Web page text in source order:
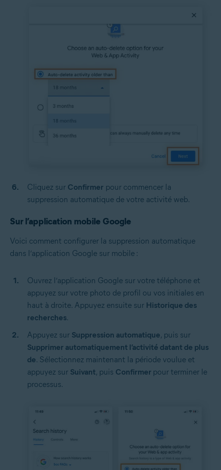
Cliquez sur Confirmer pour commencer la
suppression automatique de votre activité web.
Sur l’application mobile Google
Voici comment configurer la suppression automatique
dans l’application Google sur mobile :
Ouvrez l’application Google sur votre téléphone et
appuyez sur votre photo de profil ou vos initiales en
haut à droite. Appuyez ensuite sur Historique des
recherches.
Appuyez sur Suppression automatique, puis sur
Supprimer automatiquement l’activité datant de plus
de. Sélectionnez maintenant la période voulue et
appuyez sur Suivant, puis Confirmer pour terminer le
processus.